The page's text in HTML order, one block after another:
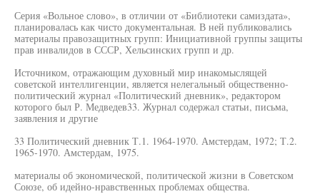
Серия «Вольное слово», в отличии от «Библиотеки самиздата»,
планировалась как чисто документальная. В ней публиковались
материалы правозащитных групп: Инициативной группы защиты
прав инвалидов в СССР, Хельсинских групп и др.
Источником, отражающим духовный мир инакомыслящей
советской интеллигенции, является нелегальный общественно-
политический журнал «Политический дневник», редактором
которого был Р. Медведев33. Журнал содержал статьи, письма,
заявления и другие
33 Политический дневник Т.1. 1964-1970. Амстердам, 1972; Т.2.
1965-1970. Амстердам, 1975.
материалы об экономической, политической жизни в Советском
Союзе, об идейно-нравственных проблемах общества.